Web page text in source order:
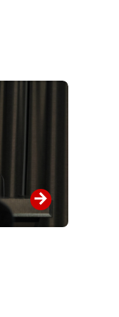
arrow_forward